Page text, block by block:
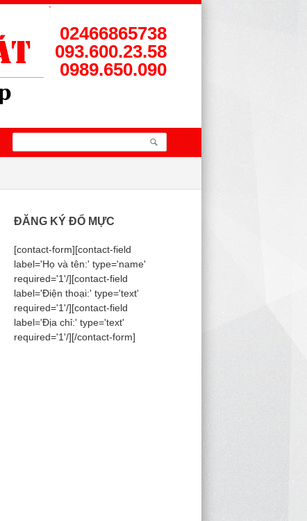
02466865738
093.600.23.58
0989.650.090
ĐĂNG KÝ ĐỔ MỰC
[contact-form][contact-field
label='Họ và tên:' type='name'
required='1'/][contact-field
label='Điện thoại:' type='text'
required='1'/][contact-field
label='Địa chỉ:' type='text'
required='1'/][/contact-form]